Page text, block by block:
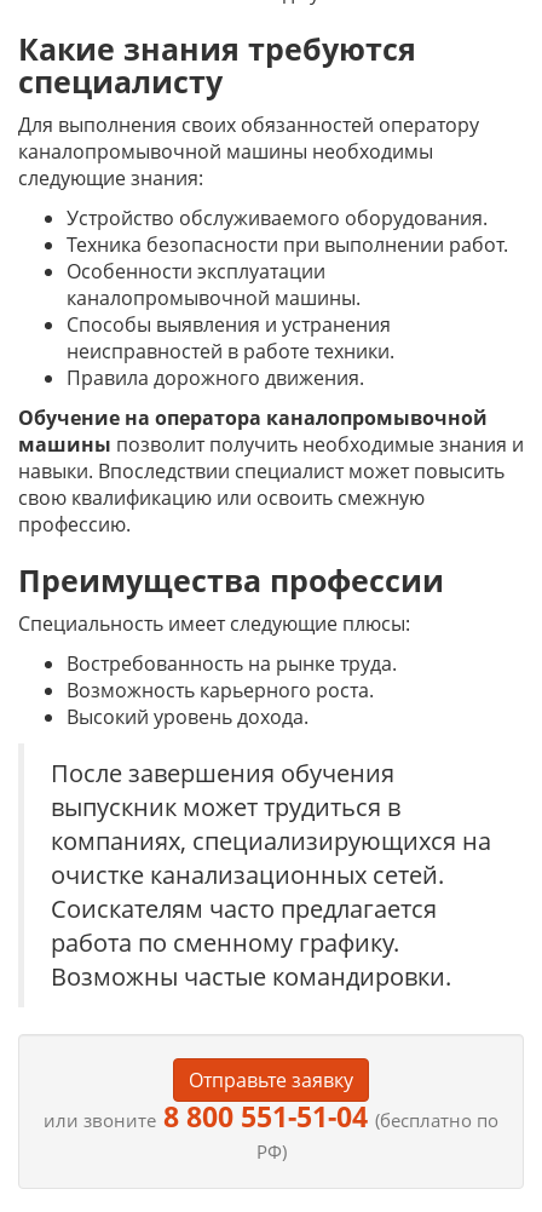
Какие знания требуются
специалисту
Для выполнения своих обязанностей оператору
каналопромывочной машины необходимы
следующие знания:
Устройство обслуживаемого оборудования.
Техника безопасности при выполнении работ.
Особенности эксплуатации
каналопромывочной машины.
Способы выявления и устранения
неисправностей в работе техники.
Правила дорожного движения.
Обучение на оператора каналопромывочной
машины позволит получить необходимые знания и
навыки. Впоследствии специалист может повысить
свою квалификацию или освоить смежную
профессию.
Преимущества профессии
Специальность имеет следующие плюсы:
Востребованность на рынке труда.
Возможность карьерного роста.
Высокий уровень дохода.
После завершения обучения
выпускник может трудиться в
компаниях, специализирующихся на
очистке канализационных сетей.
Соискателям часто предлагается
работа по сменному графику.
Возможны частые командировки.
Отправьте заявку
или звоните 8 800 551-51-04 (бесплатно по
РФ)